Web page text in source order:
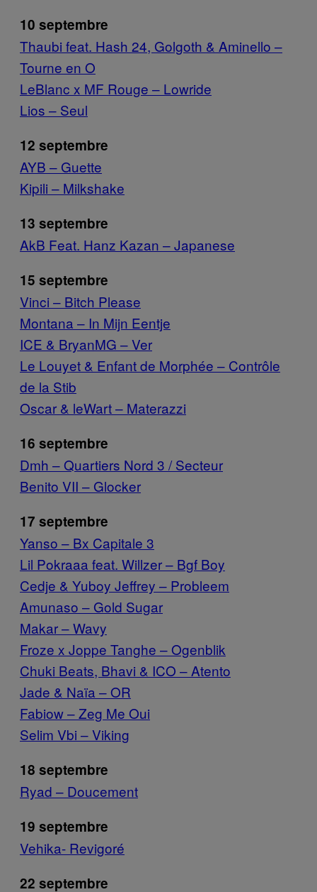
10 septembre
Thaubi feat. Hash 24, Golgoth & Aminello –
Tourne en O
LeBlanc x MF Rouge – Lowride
Lios – Seul
12 septembre
AYB – Guette
Kipili – Milkshake
13 septembre
AkB Feat. Hanz Kazan – Japanese
15 septembre
Vinci – Bitch Please
Montana – In Mijn Eentje
ICE & BryanMG – Ver
Le Louyet & Enfant de Morphée – Contrôle
de la Stib
Oscar & leWart – Materazzi
16 septembre
Dmh – Quartiers Nord 3 / Secteur
Benito VII – Glocker
17 septembre
Yanso – Bx Capitale 3
Lil Pokraaa feat. Willzer – Bgf Boy
Cedje & Yuboy Jeffrey – Probleem
Amunaso – Gold Sugar
Makar – Wavy
Froze x Joppe Tanghe – Ogenblik
Chuki Beats, Bhavi & ICO – Atento
Jade & Naïa – OR
Fabiow – Zeg Me Oui
Selim Vbi – Viking
18 septembre
Ryad – Doucement
19 septembre
Vehika- Revigoré
22 septembre